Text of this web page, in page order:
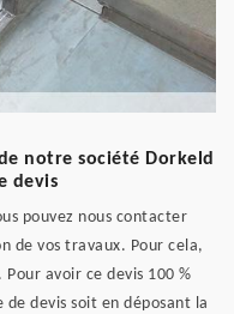
notre société Dorkeld
devis
pouvez nous contacter
de vos travaux. Pour cela,
avoir ce devis 100 %
devis soit en déposant la